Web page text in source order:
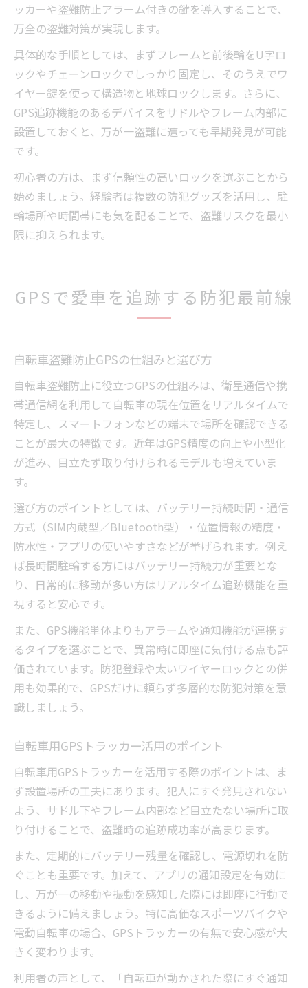
ッカーや盗難防止アラーム付きの鍵を導入することで、
万全の盗難対策が実現します。
具体的な手順としては、まずフレームと前後輪をU字ロ
ックやチェーンロックでしっかり固定し、そのうえでワ
イヤー錠を使って構造物と地球ロックします。さらに、
GPS追跡機能のあるデバイスをサドルやフレーム内部に
設置しておくと、万が一盗難に遭っても早期発見が可能
です。
初心者の方は、まず信頼性の高いロックを選ぶことから
始めましょう。経験者は複数の防犯グッズを活用し、駐
輪場所や時間帯にも気を配ることで、盗難リスクを最小
限に抑えられます。
GPSで愛車を追跡する防犯最前線
自転車盗難防止GPSの仕組みと選び方
自転車盗難防止に役立つGPSの仕組みは、衛星通信や携
帯通信網を利用して自転車の現在位置をリアルタイムで
特定し、スマートフォンなどの端末で場所を確認できる
ことが最大の特徴です。近年はGPS精度の向上や小型化
が進み、目立たず取り付けられるモデルも増えていま
す。
選び方のポイントとしては、バッテリー持続時間・通信
方式（SIM内蔵型／Bluetooth型）・位置情報の精度・
防水性・アプリの使いやすさなどが挙げられます。例え
ば長時間駐輪する方にはバッテリー持続力が重要とな
り、日常的に移動が多い方はリアルタイム追跡機能を重
視すると安心です。
また、GPS機能単体よりもアラームや通知機能が連携す
るタイプを選ぶことで、異常時に即座に気付ける点も評
価されています。防犯登録や太いワイヤーロックとの併
用も効果的で、GPSだけに頼らず多層的な防犯対策を意
識しましょう。
自転車用GPSトラッカー活用のポイント
自転車用GPSトラッカーを活用する際のポイントは、ま
ず設置場所の工夫にあります。犯人にすぐ発見されない
よう、サドル下やフレーム内部など目立たない場所に取
り付けることで、盗難時の追跡成功率が高まります。
また、定期的にバッテリー残量を確認し、電源切れを防
ぐことも重要です。加えて、アプリの通知設定を有効に
し、万が一の移動や振動を感知した際には即座に行動で
きるように備えましょう。特に高価なスポーツバイクや
電動自転車の場合、GPSトラッカーの有無で安心感が大
きく変わります。
利用者の声として、「自転車が動かされた際にすぐ通知